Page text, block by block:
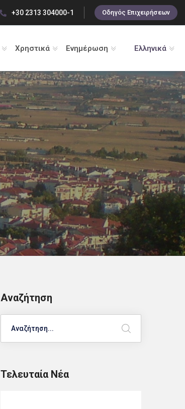
+30 2313 304000-1 Οδηγός Επιχειρήσεων
Χρηστικά Ενημέρωση Ελληνικά
Αναζήτηση
Τελευταία Νέα